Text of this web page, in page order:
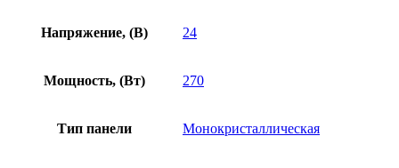
Напряжение, (В) 24
Мощность, (Вт) 270
Тип панели Монокристаллическая